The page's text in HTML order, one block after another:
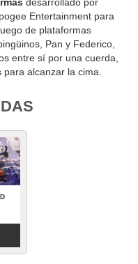
Entertainment para
de plataformas
Pan y Federico,
entre sí por una cuerda,
alcanzar la cima.